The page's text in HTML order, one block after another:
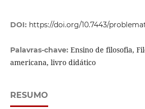
DOI: https://doi.org/10.7443/
Palavras-chave: Ensino de filosofia,
americana, livro didático
RESUMO